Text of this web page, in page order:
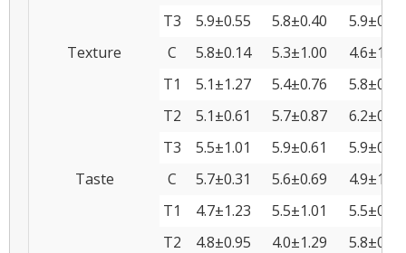
T3 5.9±0.55 5.8±0.40
5.9±0.31
Texture
C 5.8±0.14 5.3±1.00
4.6±1.48
T1
5.1±1.27 5.4±0.76
5.8±0.12
T2
5.1±0.61 5.7±0.87
6.2±0.60
T3
5.5±1.01 5.9±0.61
5.9±0.15
Taste
C 5.7±0.31 5.6±0.69
4.9±1.85
T1
4.7±1.23 5.5±1.01
5.5±0.21
T2
4.8±0.95 4.0±1.29
5.8±0.95